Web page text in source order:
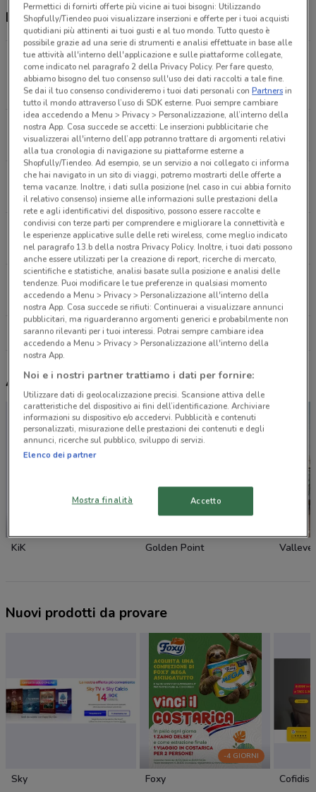
Negozi Oysho a Roma
GALLERIA ALBERTO SORDI VIA DEL CORSO
ANGOLO LARGO CHIGI Roma
3 km
VIA DEL CORSO, 64 Roma
3 km
Via del Corso, 64 Roma
3.1 km
Via Ottaviano, 44-46 Roma
4.7 km
VIA OTTAVIANO, 44-46 Roma
4.7 km
Tutti i negozi Oysho
Altri volantini nelle vicinanze
KiK Golden Point
Nuovi prodotti da provare
Sky
-4 GIORNI
Foxy Cofidis
Permettici di fornirti offerte più vicine ai tuoi bisogni: Utilizzando
Shopfully/Tiendeo puoi visualizzare inserzioni e offerte per i tuoi acquisti
quotidiani più attinenti ai tuoi gusti e al tuo mondo. Tutto questo è
possibile grazie ad una serie di strumenti e analisi effettuate in base alle
tue attività all'interno dell'applicazione e sulle piattaforme collegate,
come indicato nel paragrafo 2 della Privacy Policy. Per fare questo,
abbiamo bisogno del tuo consenso sull'uso dei dati raccolti a tale fine.
Se dai il tuo consenso condivideremo i tuoi dati personali conPartnersin
tutto il mondo attraverso l’uso di SDK esterne. Puoi sempre cambiare
idea accedendo a Menu > Privacy > Personalizzazione, all’interno della
nostra App. Cosa succede se accetti: Le inserzioni pubblicitarie che
visualizzerai all'interno dell’app potranno trattare di argomenti relativi
alla tua cronologia di navigazione su piattaforme esterne a
Shopfully/Tiendeo. Ad esempio, se un servizio a noi collegato ci informa
che hai navigato in un sito di viaggi, potremo mostrarti delle offerte a
tema vacanze. Inoltre, i dati sulla posizione (nel caso in cui abbia fornito
il relativo consenso) insieme alle informazioni sulle prestazioni della
rete e agli identificativi del dispositivo, possono essere raccolte e
condivisi con terze parti per comprendere e migliorare la connettività e
le esperienze applicative sulle delle reti wireless, come meglio indicato
nel paragrafo 13.b della nostra Privacy Policy. Inoltre, i tuoi dati possono
anche essere utilizzati per la creazione di report, ricerche di mercato,
scientifiche e statistiche, analisi basate sulla posizione e analisi delle
tendenze. Puoi modificare le tue preferenze in qualsiasi momento
accedendo a Menu > Privacy > Personalizzazione all'interno della
nostra App. Cosa succede se rifiuti: Continuerai a visualizzare annunci
pubblicitari, ma riguarderanno argomenti generici e probabilmente non
saranno rilevanti per i tuoi interessi. Potrai sempre cambiare idea
accedendo a Menu > Privacy > Personalizzazione all'interno della
nostra App.
Noi e i nostri partner trattiamo i dati per fornire:
Utilizzare dati di geolocalizzazione precisi. Scansione attiva delle
caratteristiche del dispositivo ai fini dell’identificazione. Archiviare
informazioni su dispositivo e/o accedervi. Pubblicità e contenuti
personalizzati, misurazione delle prestazioni dei contenuti e degli
annunci, ricerche sul pubblico, sviluppo di servizi.
Elenco dei partner
Mostra finalità Accetto